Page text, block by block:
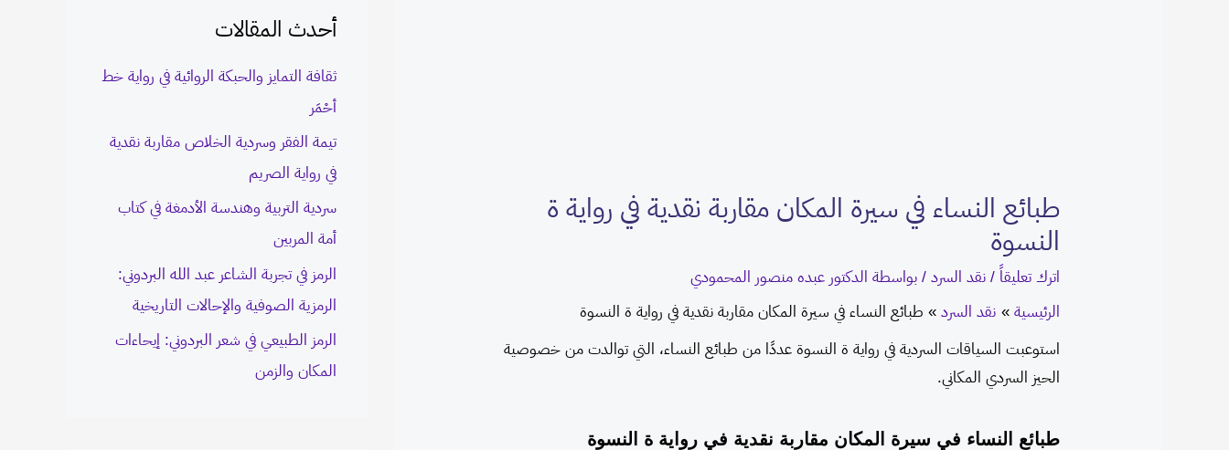
طبائع النساء في سيرة المكان مقاربة نقدية في رواية ة
النسوة
اترك تعليقاً /نقد السرد / بواسطة الدكتور عبده منصور المحمودي
الرئيسية
نقد السرد طبائع النساء في سيرة المكان مقاربة نقدية في رواية ة النسوة
استوعبت السياقات السردية في رواية ة النسوة عددًا من طبائع النساء، التي توالدت من خصوصية
الحيز السردي المكاني.
طبائع النساء في سيرة المكان مقاربة نقدية في رواية ة النسوة
c
r
:
أحدث المقالات
ثقافة التمايز والحبكة الروائية في رواية خط
أحْمَر
تيمة الفقر وسردية الخلاص مقاربة نقدية
في رواية الصريم
سردية التربية وهندسة الأدمغة في كتاب
أمة المربين
الرمز في تجربة الشاعر عبد الله البردوني:
الرمزية الصوفية والإحالات التاريخية
الرمز الطبيعي في شعر البردوني: إيحاءات
المكان والزمن